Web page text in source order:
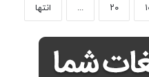
۲۰ ... انتها